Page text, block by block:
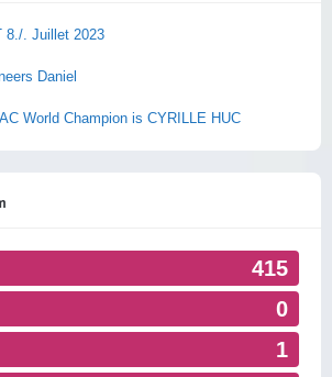
8./. Juillet 2023
Daniel
World Champion is CYRILLE HUC
415
0
1